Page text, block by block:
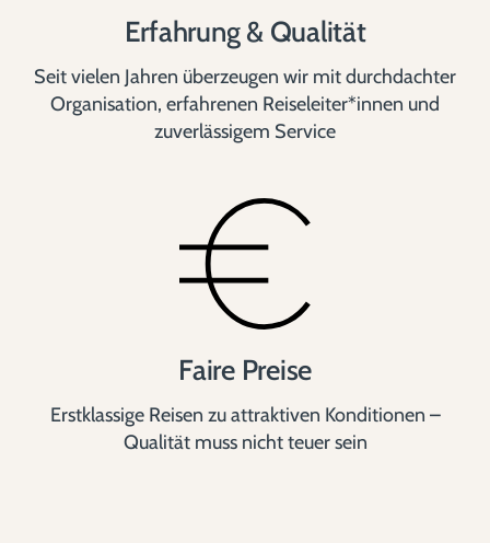
Erfahrung & Qualität
Seit vielen Jahren überzeugen wir mit durchdachter
Organisation, erfahrenen Reiseleiter*innen und
zuverlässigem Service
Faire Preise
Erstklassige Reisen zu attraktiven Konditionen –
Qualität muss nicht teuer sein